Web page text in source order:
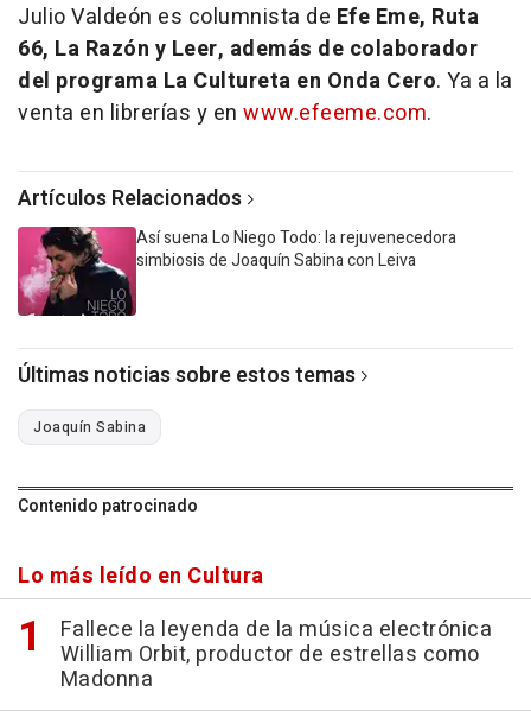
Julio Valdeón es columnista de Efe Eme, Ruta
66, La Razón y Leer, además de colaborador
del programa La Cultureta en Onda Cero. Ya a la
venta en librerías y en www.efeeme.com.
Artículos Relacionados
Así suena Lo Niego Todo: la rejuvenecedora
simbiosis de Joaquín Sabina con Leiva
Últimas noticias sobre estos temas
Joaquín Sabina
Contenido patrocinado
Lo más leído en Cultura
Fallece la leyenda de la música electrónica
William Orbit, productor de estrellas como
Madonna